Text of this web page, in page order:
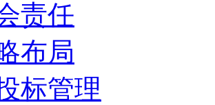
责任
布局
标管理